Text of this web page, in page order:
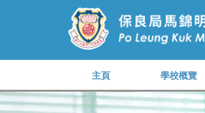
主頁 學校概覽